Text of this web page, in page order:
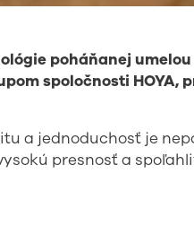
poháňanej
spoločnosti HOYA,
a jednoduchosť je
presnosť a